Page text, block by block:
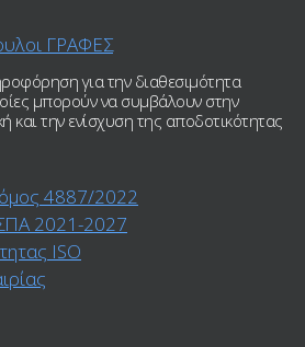
για την διαθεσιμότητα
μπορούν να συμβάλουν στην
και την ενίσχυση της αποδοτικότητας
4887/2022
2021-2027
ISO